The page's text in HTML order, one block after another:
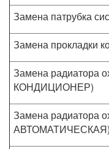
Замена патрубка
Замена прокладки
Замена радиатора
КОНДИЦИОНЕР)
Замена радиатора
АВТОМАТИЧЕСКАЯ)